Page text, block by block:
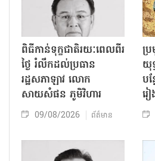
ពិធីកាន់ទុក្ខជាតិរយៈពេលពីរ
ថ្ងៃ រំលឹកដល់ប្រធាន
រដ្ឋសភាឡាវ លោក
សាយសំផន ភូមិវិហារ
09/08/2026 ព័ត៌មាន
ប្
យុ
ប
រ